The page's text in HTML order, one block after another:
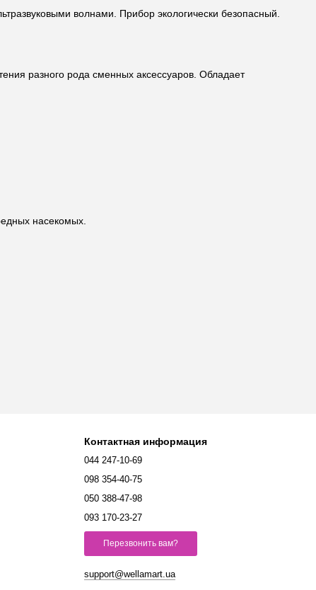
волнами. Прибор экологически безопасный.
разного рода сменных аксессуаров. Обладает
насекомых.
Контактная информация
044 247-10-69
098 354-40-75
050 388-47-98
093 170-23-27
Перезвонить вам?
support@wellamart.ua